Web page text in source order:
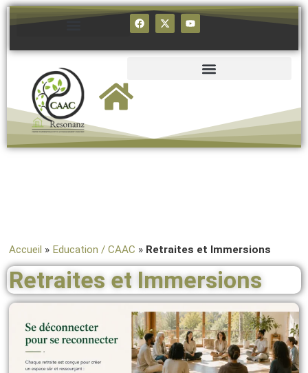
Accueil » Education / CAAC » Retraites et Immersions
Retraites et Immersions